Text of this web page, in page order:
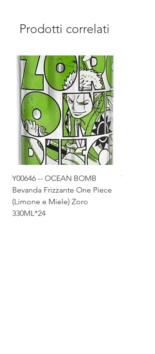
Prodotti correlati
Y00646 -- OCEAN BOMB
Bevanda Frizzante One Piece
(Limone e Miele) Zoro
330ML*24
Y00645 --